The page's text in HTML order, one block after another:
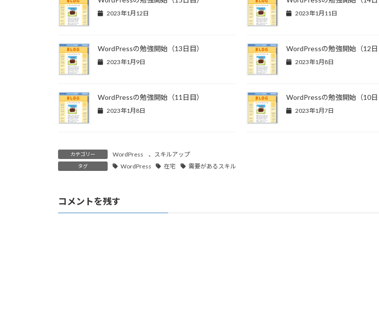
2023年1月12日 2023年1月11日
WordPressの勉強開始（13日目）
2023年1月9日
WordPressの勉強開始（12日
2023年1月8日
WordPressの勉強開始（11日目）
2023年1月8日
WordPressの勉強開始（10日
2023年1月7日
カテゴリー WordPress 、 スキルアップ
タグ WordPress 在宅 需要があるスキル
コメントを残す